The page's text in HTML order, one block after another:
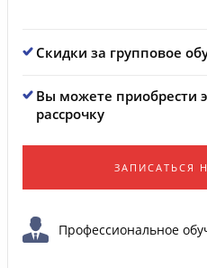
Скидки за групповое
Вы можете приобрести
рассрочку
ЗАПИСАТЬСЯ
Профессиональное